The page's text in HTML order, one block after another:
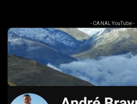
- CANAL YouTube -